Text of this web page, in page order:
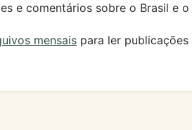
e comentários sobre o Brasil e o
mensais para ler publicações